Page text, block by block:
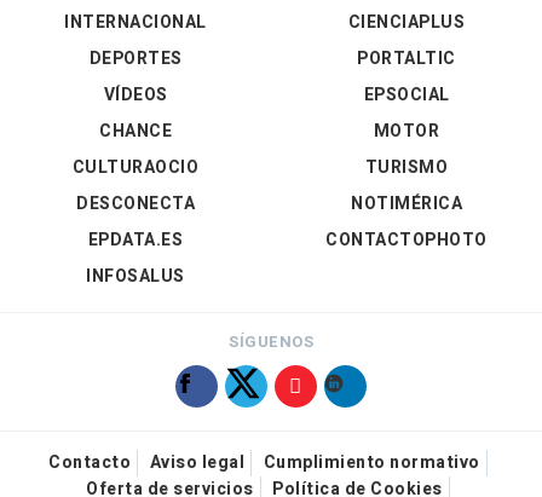
INTERNACIONAL
DEPORTES
VÍDEOS
CIENCIAPLUS
PORTALTIC
EPSOCIAL
CHANCE
CULTURAOCIO
DESCONECTA
EPDATA.ES
INFOSALUS
MOTOR
TURISMO
NOTIMÉRICA
CONTACTOPHOTO
SÍGUENOS
Contacto Aviso legal
Cumplimiento normativo
Oferta de servicios
Política de Cookies